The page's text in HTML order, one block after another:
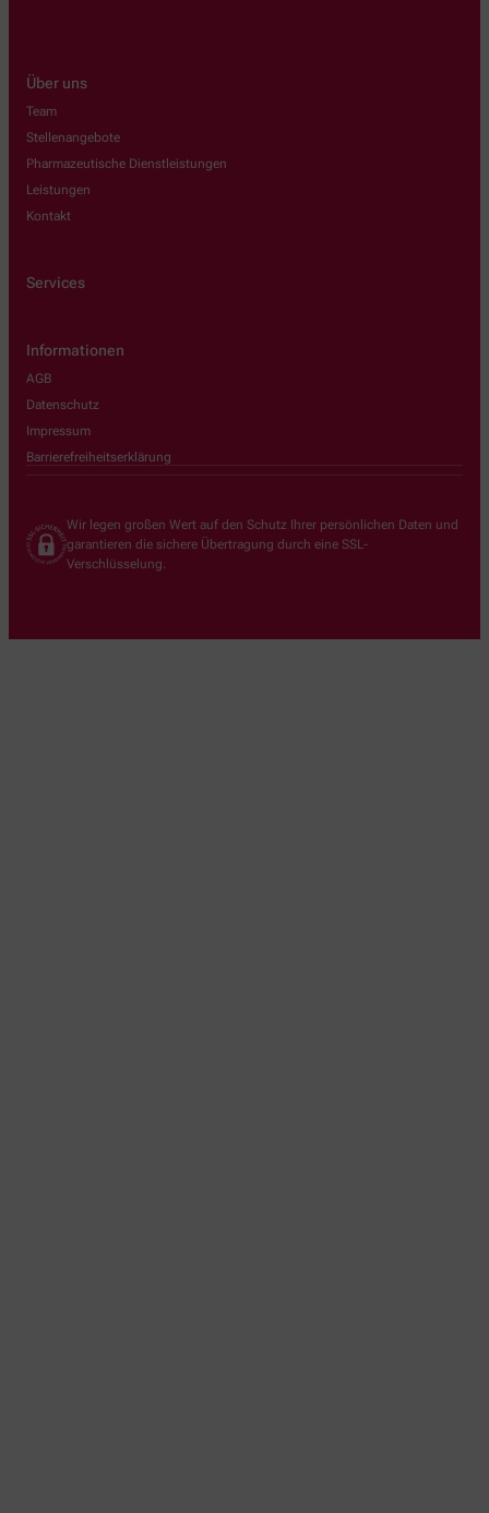
Über uns
Team
Stellenangebote
Pharmazeutische Dienstleistungen
Leistungen
Kontakt
Services
Informationen
AGB
Datenschutz
Impressum
Barrierefreiheitserklärung
Wir legen großen Wert auf den Schutz Ihrer persönlichen Daten und
garantieren die sichere Übertragung durch eine SSL-
Verschlüsselung.